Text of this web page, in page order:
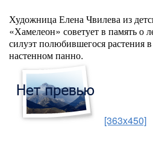
Художница Елена Чвилева из
«Хамелеон» советует в память о
силуэт полюбившегося растения
настенном панно.
[363x450]